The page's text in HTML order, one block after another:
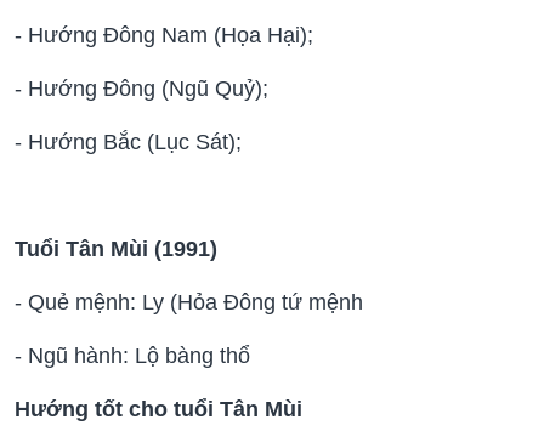
- Hướng Đông Nam (Họa Hại);
- Hướng Đông (Ngũ Quỷ);
- Hướng Bắc (Lục Sát);
Tuổi Tân Mùi (1991)
- Quẻ mệnh: Ly (Hỏa Đông tứ mệnh
- Ngũ hành: Lộ bàng thổ
Hướng tốt cho tuổi Tân Mùi